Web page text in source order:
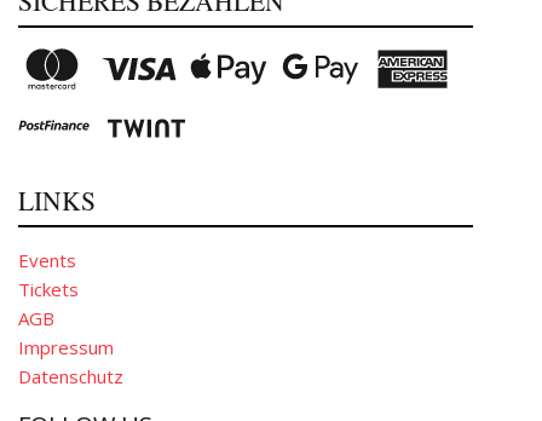
LINKS
Events
Tickets
AGB
Impressum
Datenschutz